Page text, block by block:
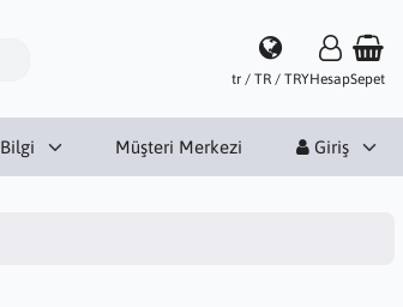
tr / TR / TRYHesapSepet
Bilgi Müşteri Merkezi Giriş